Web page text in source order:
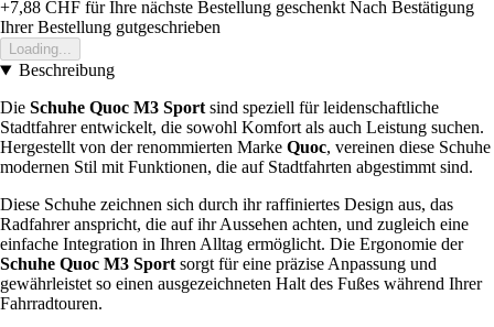
+7,88 CHF für Ihre nächste Bestellung geschenkt Nach Bestätigung
Ihrer Bestellung gutgeschrieben
Loading...
Beschreibung
Die Schuhe Quoc M3 Sport sind speziell für leidenschaftliche
Stadtfahrer entwickelt, die sowohl Komfort als auch Leistung suchen.
Hergestellt von der renommierten Marke Quoc, vereinen diese Schuhe
modernen Stil mit Funktionen, die auf Stadtfahrten abgestimmt sind.
Diese Schuhe zeichnen sich durch ihr raffiniertes Design aus, das
Radfahrer anspricht, die auf ihr Aussehen achten, und zugleich eine
einfache Integration in Ihren Alltag ermöglicht. Die Ergonomie der
Schuhe Quoc M3 Sport sorgt für eine präzise Anpassung und
gewährleistet so einen ausgezeichneten Halt des Fußes während Ihrer
Fahrradtouren.